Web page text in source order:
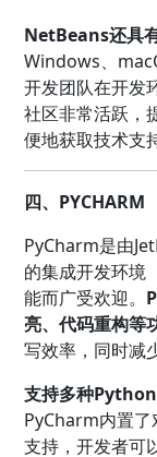
NetBeans还具
Windows、
开发团队在开发
社区非常活跃，
便地获取技术支
四、PYCHARM
PyCharm是由
的集成开发环境
能而广受欢迎。
亮、代码重构等
写效率，同时减
支持多种
PyCharm内置
支持，开发者可